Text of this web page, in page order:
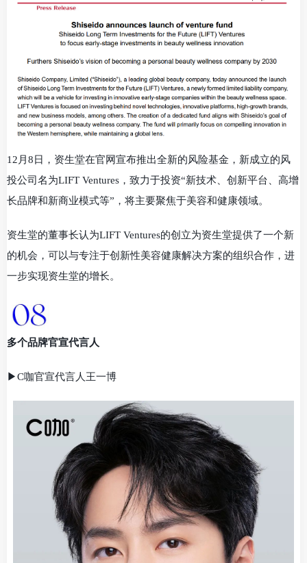
12月8日，资生堂在官网宣布推出全新的风险基金，新成立的风
投公司名为LIFT Ventures，致力于投资“新技术、创新平台、高增
长品牌和新商业模式等”，将主要聚焦于美容和健康领域。
资生堂的董事长认为LIFT Ventures的创立为资生堂提供了一个新
的机会，可以与专注于创新性美容健康解决方案的组织合作，进
一步实现资生堂的增长。
多个品牌官宣代言人
▶C咖官宣代言人王一博